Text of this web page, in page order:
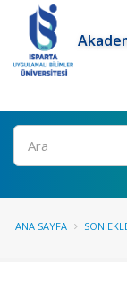
Ara
ANA SAYFA SON